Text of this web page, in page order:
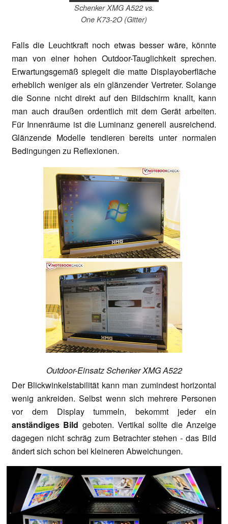
Schenker XMG A522 vs.
One K73-2O (Gitter)
Falls die Leuchtkraft noch etwas besser wäre, könnte
man von einer hohen Outdoor-Tauglichkeit sprechen.
Erwartungsgemäß spiegelt die matte Displayoberfläche
erheblich weniger als ein glänzender Vertreter. Solange
die Sonne nicht direkt auf den Bildschirm knallt, kann
man auch draußen ordentlich mit dem Gerät arbeiten.
Für Innenräume ist die Luminanz generell ausreichend.
Glänzende Modelle tendieren bereits unter normalen
Bedingungen zu Reflexionen.
Outdoor-Einsatz Schenker XMG A522
Der Blickwinkelstabilität kann man zumindest horizontal
wenig ankreiden. Selbst wenn sich mehrere Personen
vor dem Display tummeln, bekommt jeder ein
anständiges Bild geboten. Vertikal sollte die Anzeige
dagegen nicht schräg zum Betrachter stehen - das Bild
ändert sich schon bei kleineren Abweichungen.